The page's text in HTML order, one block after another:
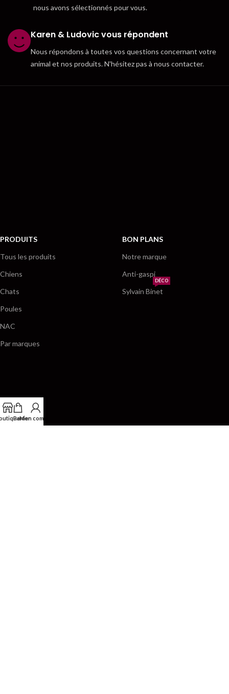
nous avons sélectionnés pour vous.
Karen & Ludovic vous répondent
Nous répondons à toutes vos questions concernant votre
animal et nos produits. N'hésitez pas à nous contacter.
PRODUITS
Tous les produits
Chiens
Chats
Poules
NAC
Par marques
BON PLANS
Notre marque
Anti-gaspi
Sylvain Binet
DÉCO
Panier
Mon compte